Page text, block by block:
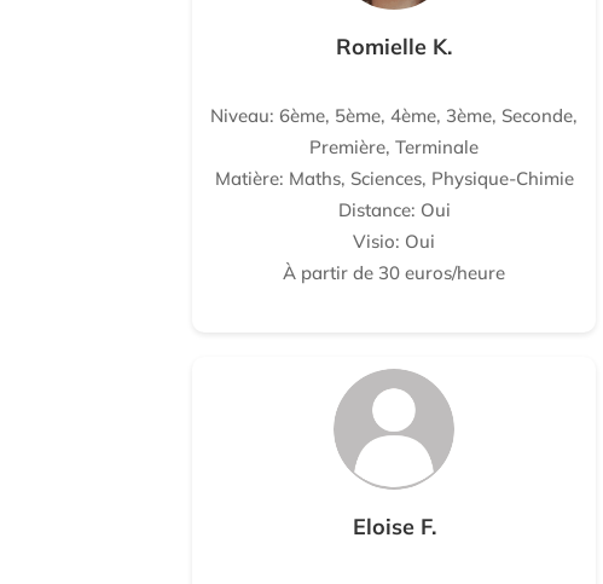
Romielle K.
Niveau: 6ème, 5ème, 4ème, 3ème, Seconde,
Première, Terminale
Matière: Maths, Sciences, Physique-Chimie
Distance: Oui
Visio: Oui
À partir de 30 euros/heure
Eloise F.